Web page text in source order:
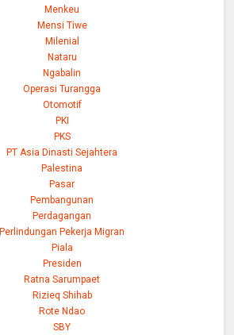
Menkeu
Mensi Tiwe
Milenial
Nataru
Ngabalin
Operasi Turangga
Otomotif
PKI
PKS
PT Asia Dinasti Sejahtera
Palestina
Pasar
Pembangunan
Perdagangan
Perlindungan Pekerja Migran
Piala
Presiden
Ratna Sarumpaet
Rizieq Shihab
Rote Ndao
SBY